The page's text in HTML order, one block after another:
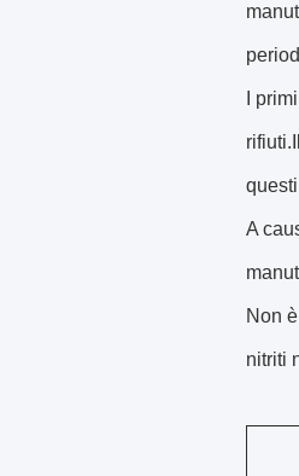
I
A
Non
nitriti